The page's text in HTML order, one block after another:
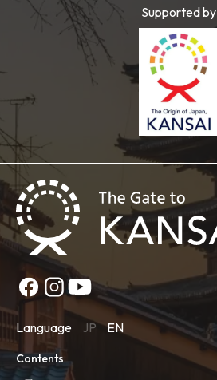
Supported by
Language JP EN
Contents